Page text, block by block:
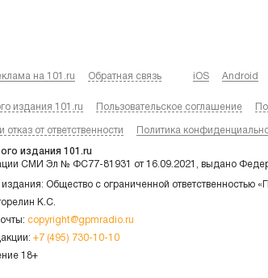
на 101.ru Обратная связь iOS Android
издания 101.ru Пользовательское соглашение
от ответственности Политика
издания 101.ru
СМИ Эл № ФС77-81931 от 16.09.2021, выдано
издания: Общество с ограниченной ответственностью
К.С.
copyright@gpmradio.ru
+7 (495) 730-10-10
18+